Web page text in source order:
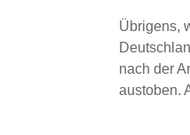
Übrigens,
nach der
austoben.